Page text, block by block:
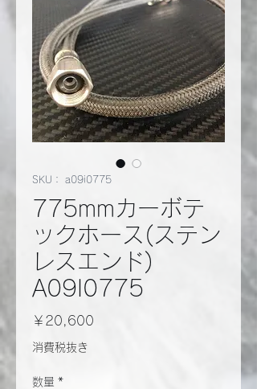
SKU： a09i0775
775mmカーボテ
ックホース(ステン
レスエンド)
A09I0775
￥20,600
消費税抜き
数量 *